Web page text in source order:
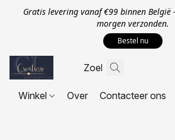
Gratis levering vanaf €99 binnen België
morgen verzonden.
Bestel nu
Winkel Over Contacteer ons